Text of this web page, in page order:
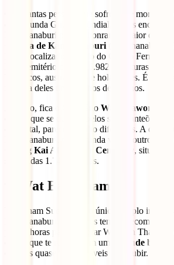
Com tantas pessoas que sofreram e morreram
da Segunda Guerra Mundial, podes
Kanchanaburi para as honrar. O maior deles
Guerra de Kanchanaburi(Kanchanaburi
Rak), localizado ao lado do Centro
Este cemitério contém 6.982 sepulturas de
britânicos, australianos e holandeses. É
maioria deles tinha menos de 30 anos.
Ao lado, fica o Cemitério Wat Thaworn
chinês que se destaca pelos seus panteões,
ocidental, parecem muito diferentes. A dois
Kanchanaburi, podes ainda visitar outro
Chong Kai Allied War Cemetery , situado
sepultadas 1.740 pessoas.
9. Wat Ban Tham
Wat Tham Suea não é o único templo
Kanchanaburi. Se tiveres tempo,
par de horas para explorar Wat Ban Tham,
colina que te recebe com uma
grande boca
escadas quase intermináveis para subir.